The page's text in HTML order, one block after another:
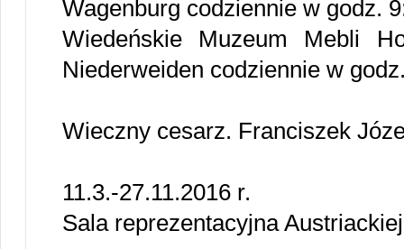
Wagenburg codziennie w godz.
Wiedeńskie Muzeum Mebli
Niederweiden codziennie w
Wieczny cesarz. Franciszek
11.3.-27.11.2016 r.
Sala reprezentacyjna